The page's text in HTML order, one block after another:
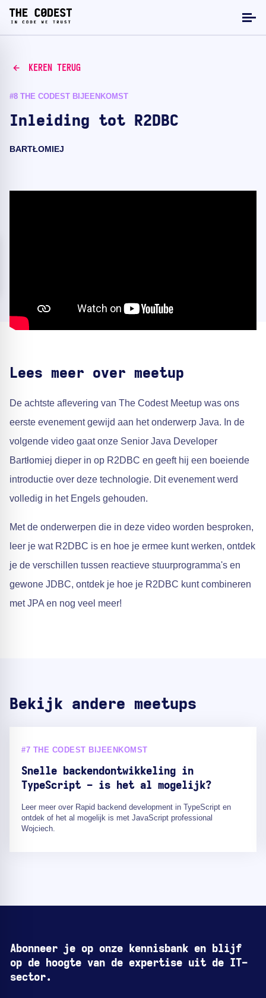
KEREN TERUG
#8 THE CODEST BIJEENKOMST
Inleiding tot R2DBC
BARTŁOMIEJ
Lees meer over meetup
De achtste aflevering van The Codest Meetup was ons
eerste evenement gewijd aan het onderwerp Java. In de
volgende video gaat onze Senior Java Developer
Bartłomiej dieper in op R2DBC en geeft hij een boeiende
introductie over deze technologie. Dit evenement werd
volledig in het Engels gehouden.
Met de onderwerpen die in deze video worden besproken,
leer je wat R2DBC is en hoe je ermee kunt werken, ontdek
je de verschillen tussen reactieve stuurprogramma's en
gewone JDBC, ontdek je hoe je R2DBC kunt combineren
met JPA en nog veel meer!
Bekijk andere meetups
#7 THE CODEST BIJEENKOMST
Snelle backendontwikkeling in
TypeScript - is het al mogelijk?
Leer meer over Rapid backend development in TypeScript en
ontdek of het al mogelijk is met JavaScript professional
Wojciech.
Abonneer je op onze kennisbank en blijf
op de hoogte van de expertise uit de IT-
sector.